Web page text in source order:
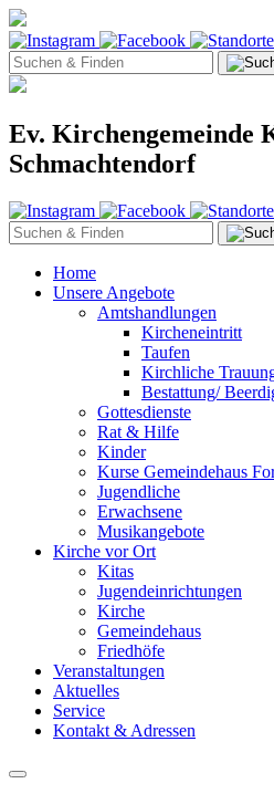
Ev. Kirchengemeinde
Schmachtendorf
Home
Unsere Angebote
Amtshandlungen
Kircheneintritt
Taufen
Kirchliche
Bestattung/
Gottesdienste
Rat & Hilfe
Kinder
Kurse Gemeindehaus
Jugendliche
Erwachsene
Musikangebote
Kirche vor Ort
Kitas
Jugendeinrichtungen
Kirche
Gemeindehaus
Friedhöfe
Veranstaltungen
Aktuelles
Service
Kontakt & Adressen